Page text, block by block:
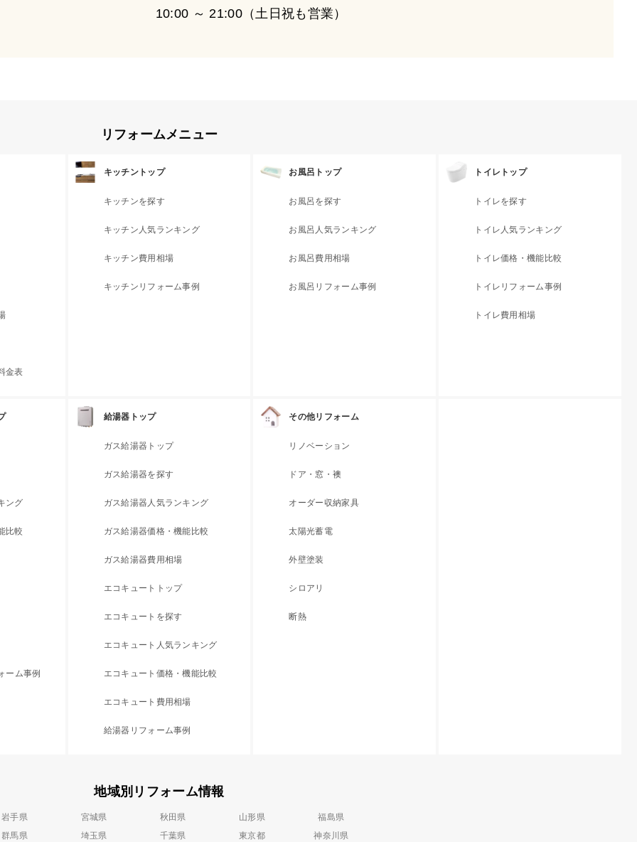
10:00 ～ 21:00（土日祝も営業）
リフォームメニュー
金表
キッチントップ
キッチンを探す
キッチン人気ランキング
キッチン費用相場
キッチンリフォーム事例
お風呂トップ
お風呂を探す
お風呂人気ランキング
お風呂費用相場
お風呂リフォーム事例
トイレトップ
トイレを探す
トイレ人気ランキング
トイレ価格・機能比較
トイレリフォーム事例
トイレ費用相場
ング
比較
ーム事例
給湯器トップ
ガス給湯器トップ
ガス給湯器を探す
ガス給湯器人気ランキング
ガス給湯器価格・機能比較
ガス給湯器費用相場
エコキュートトップ
エコキュートを探す
エコキュート人気ランキング
エコキュート価格・機能比較
エコキュート費用相場
給湯器リフォーム事例
その他リフォーム
リノベーション
ドア・窓・襖
オーダー収納家具
太陽光蓄電
外壁塗装
シロアリ
断熱
地域別リフォーム情報
岩手県 宮城県 秋田県 山形県
福島県
群馬県
埼玉県 千葉県 東京都 神奈川県